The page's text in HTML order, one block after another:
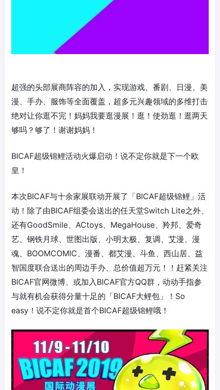
超强的头部展商阵容的加入，实现游戏、番剧、日漫、美
漫、手办、服饰等全面覆盖，超多元兴趣领域的多维打击
绝对让你逛不完！妈妈我要逛漫展！逛！使劲逛！逛两天
够吗？够了！谢谢妈妈！
BICAF超级锦鲤活动火爆启动！说不定你就是下一个欧
皇！
本次BICAF与十余家展联动开展了「BICAF超级锦鲤」活
动！除了由BICAF组委会送出的任天堂Switch Lite之外、
还有GoodSmile、ACtoys、MegaHouse、羚邦、爱奇
艺、钢铁月球、世图出版、小明太极、复调、艾漫、漫
魂、BOOMCOMIC、漫番、都艾漫、斗鱼、西山居、益
智国度联合送出的周边手办、总价值超万元！！赶紧关注
BICAF官网微博、或加入BICAF官方QQ群，动动手指参
与就有机会获得分量十足的「BICAF大鲤包」！So
easy！说不定你就是首个BICAF超级锦鲤哦！